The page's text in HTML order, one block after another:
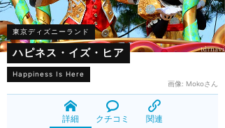
東京ディズニーランド
ハピネス・イズ・ヒア
Happiness Is Here
画像: Mokoさん
詳細 クチコミ 関連